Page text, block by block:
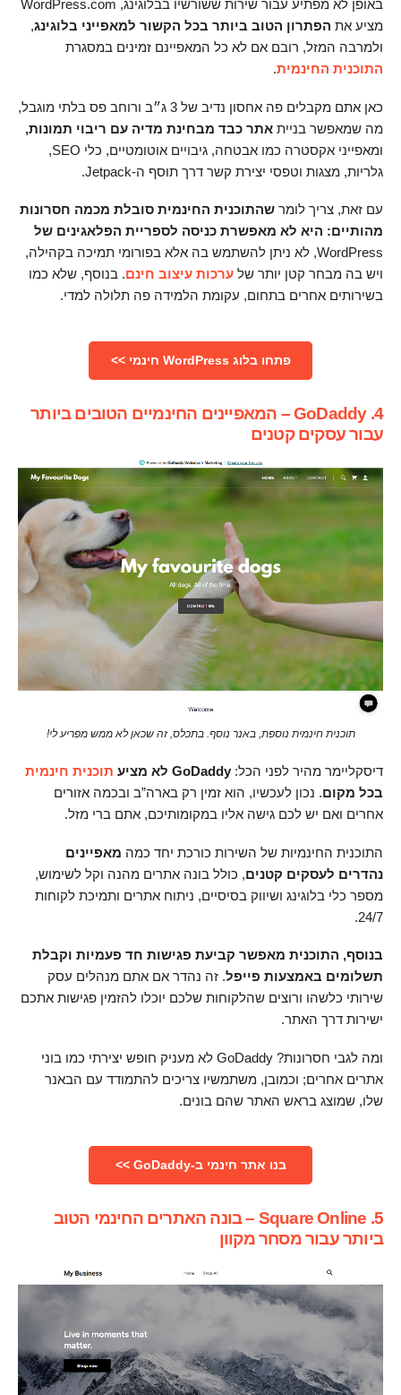
באופן לא מפתיע עבור שירות ששורשיו בבלוגינג, WordPress.com
מציע את הפתרון הטוב ביותר בכל הקשור למאפייני בלוגינג,
ולמרבה המזל, רובם אם לא כל המאפיינם זמינים במסגרת
התוכנית החינמית.
כאן אתם מקבלים פה אחסון נדיב של 3 ג״ב ורוחב פס בלתי מוגבל,
מה שמאפשר בניית אתר כבד מבחינת מדיה עם ריבוי תמונות,
ומאפייני אקסטרה כמו אבטחה, גיבויים אוטומטיים, כלי SEO,
גלריות, מצגות וטפסי יצירת קשר דרך תוסף ה-Jetpack.
עם זאת, צריך לומר שהתוכנית החינמית סובלת מכמה חסרונות
מהותיים: היא לא מאפשרת כניסה לספריית הפלאגינים של
WordPress, לא ניתן להשתמש בה אלא בפורומי תמיכה בקהילה,
ויש בה מבחר קטן יותר של ערכות עיצוב חינם. בנוסף, שלא כמו
בשירותים אחרים בתחום, עקומת הלמידה פה תלולה למדי.
פתחו בלוג WordPress חינמי >>
4. GoDaddy – המאפיינים החינמיים הטובים ביותר
עבור עסקים קטנים
תוכנית חינמית נוספת, באנר נוסף. בתכלס, זה שכאן לא ממש מפריע לי!
דיסקליימר מהיר לפני הכל: GoDaddy לא מציע
תוכנית חינמית
בכל מקום. נכון לעכשיו, הוא זמין רק בארה”ב ובכמה אזורים
אחרים ואם יש לכם גישה אליו במקומותיכם, אתם ברי מזל.
התוכנית החינמיות של השירות כורכת יחד כמה מאפיינים
נהדרים לעסקים קטנים, כולל בונה אתרים מהנה וקל לשימוש,
מספר כלי בלוגינג ושיווק בסיסיים, ניתוח אתרים ותמיכת לקוחות
24/7.
בנוסף, התוכנית מאפשר קביעת פגישות חד פעמיות וקבלת
תשלומים באמצעות פייפל. זה נהדר אם אתם מנהלים עסק
שירותי כלשהו ורוצים שהלקוחות שלכם יוכלו להזמין פגישות אתכם
ישירות דרך האתר.
ומה לגבי חסרונות? GoDaddy לא מעניק חופש יצירתי כמו בוני
אתרים אחרים; וכמובן, משתמשיו צריכים להתמודד עם הבאנר
שלו, שמוצג בראש האתר שהם בונים.
בנו אתר חינמי ב-GoDaddy >>
5. Square Online – בונה האתרים החינמי הטוב
ביותר עבור מסחר מקוון